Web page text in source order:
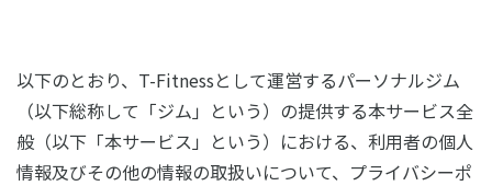
以下のとおり、T-Fitnessとして運営するパーソナルジム
（以下総称して「ジム」という）の提供する本サービス全
般（以下「本サービス」という）における、利用者の個人
情報及びその他の情報の取扱いについて、プライバシーポ